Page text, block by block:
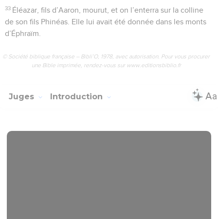
33 Éléazar, fils d’Aaron, mourut, et on l’enterra sur la colline
de son fils Phinéas. Elle lui avait été donnée dans les monts
d’Éphraïm.
© Société biblique française – Bibli’O, 1978, avec autorisation. Pour vous procurer
une Bible imprimée, rendez-vous sur www.editionsbiblio.fr
Juges Introduction